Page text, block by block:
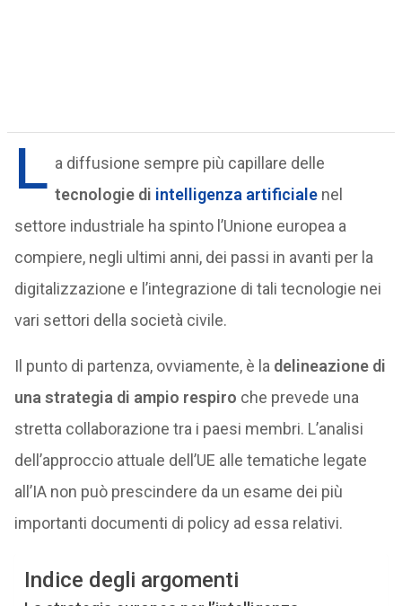
L a diffusione sempre più capillare delle
tecnologie di intelligenza artificialenel
settore industriale ha spinto l’Unione europea a
compiere, negli ultimi anni, dei passi in avanti per la
digitalizzazione e l’integrazione di tali tecnologie nei
vari settori della società civile.
Il punto di partenza, ovviamente, è la delineazione di
una strategia di ampio respiro che prevede una
stretta collaborazione tra i paesi membri. L’analisi
dell’approccio attuale dell’UE alle tematiche legate
all’IA non può prescindere da un esame dei più
importanti documenti di policy ad essa relativi.
Indice degli argomenti